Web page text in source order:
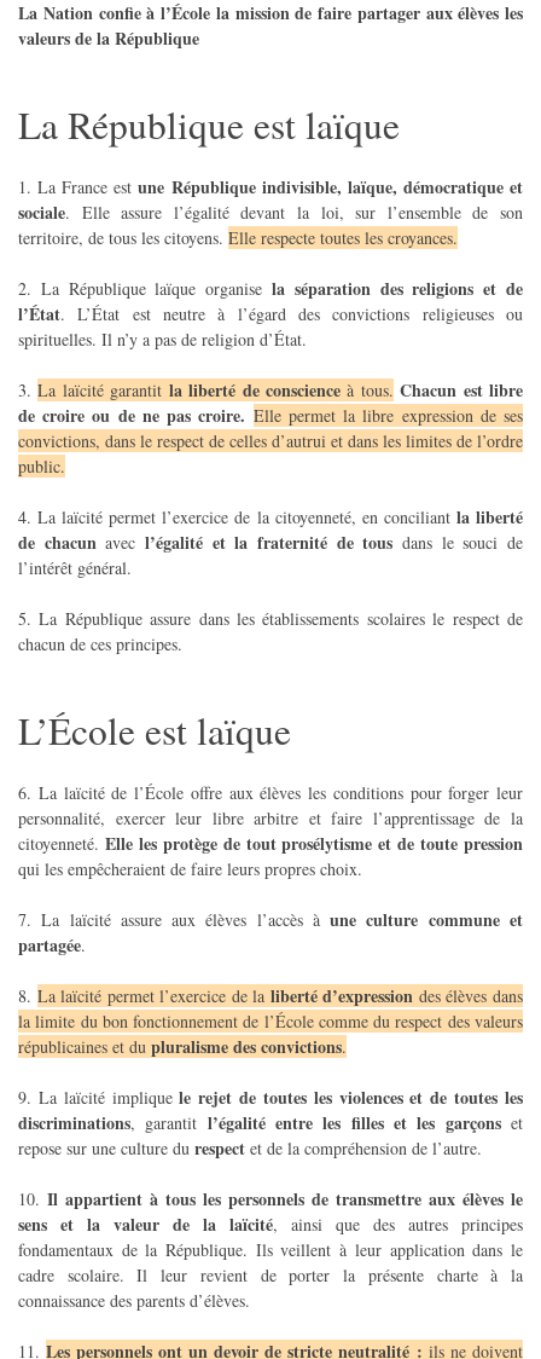
La Nation confie à l’École la mission de faire partager aux élèves les
valeurs de la République
La République est laïque
1. La France estune République indivisible, laïque, démocratique et
sociale. Elle assure l’égalité devant la loi, sur l’ensemble de son
territoire, de tous les citoyens. Elle respecte toutes les croyances.
2. La République laïque organise la séparation des religions et de
l’État. L’État est neutre à l’égard des convictions religieuses ou
spirituelles. Il n’y a pas de religion d’État.
3.La laïcité garantit la liberté de conscienceà tous. Chacun est libre
de croire ou de ne pas croire. Elle permet la libre expression de ses
convictions, dans le respect de celles d’autrui et dans les limites de l’ordre
public.
4. La laïcité permet l’exercice de la citoyenneté, en conciliant la liberté
de chacun avecl’égalité et la fraternité de tous dans le souci de
l’intérêt général.
5. La République assure dans les établissements scolaires le respect de
chacun de ces principes.
L’École est laïque
6. La laïcité de l’École offre aux élèves les conditions pour forger leur
personnalité, exercer leur libre arbitre et faire l’apprentissage de la
citoyenneté. Elle les protège de tout prosélytisme et de toute pression
qui les empêcheraient de faire leurs propres choix.
7. La laïcité assure aux élèves l’accès àune culture commune et
partagée.
8. La laïcité permet l’exercice de la liberté d’expression des élèves dans
la limite du bon fonctionnement de l’École comme du respect des valeurs
républicaines et du pluralisme des convictions.
9. La laïcité impliquele rejet de toutes les violences et de toutes les
discriminations, garantit l’égalité entre les filles et les garçonset
repose sur une culture du respect et de la compréhension de l’autre.
10. Il appartient à tous les personnels de transmettre aux élèves le
sens et la valeur de la laïcité, ainsi que des autres principes
fondamentaux de la République. Ils veillent à leur application dans le
cadre scolaire. Il leur revient de porter la présente charte à la
connaissance des parents d’élèves.
11. Les personnels ont un devoir de stricte neutralité : ils ne doivent